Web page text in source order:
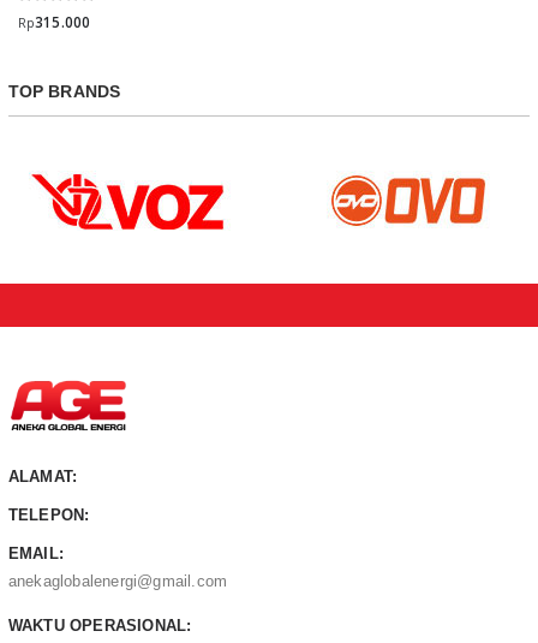
Rp315.000
TOP BRANDS
ALAMAT:
TELEPON:
EMAIL:
anekaglobalenergi@gmail.com
WAKTU OPERASIONAL: